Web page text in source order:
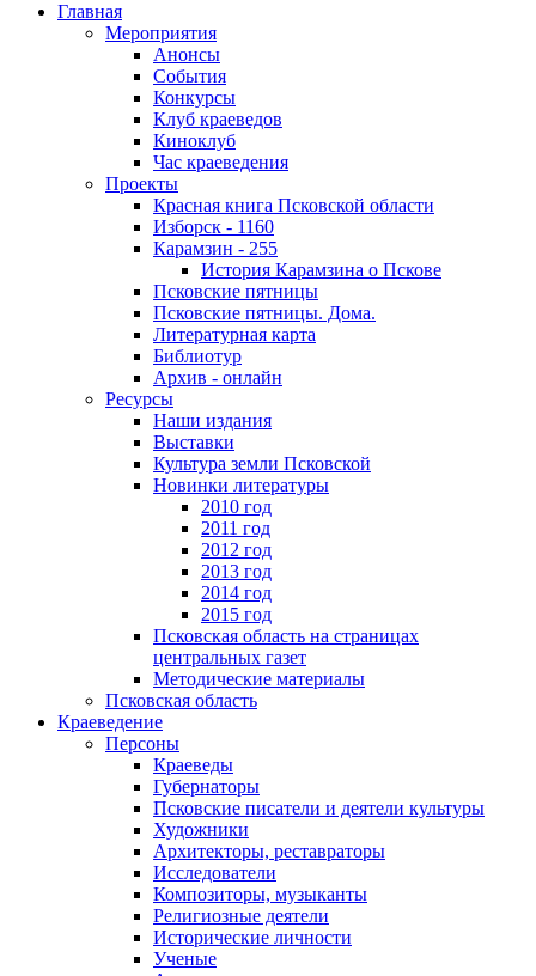
Главная
Мероприятия
Анонсы
События
Конкурсы
Клуб краеведов
Киноклуб
Час краеведения
Проекты
Красная книга Псковской области
Изборск - 1160
Карамзин - 255
История Карамзина о Пскове
Псковские пятницы
Псковские пятницы. Дома.
Литературная карта
Библиотур
Архив - онлайн
Ресурсы
Наши издания
Выставки
Культура земли Псковской
Новинки литературы
2010 год
2011 год
2012 год
2013 год
2014 год
2015 год
Псковская область на страницах
центральных газет
Методические материалы
Псковская область
Краеведение
Персоны
Краеведы
Губернаторы
Псковские писатели и деятели культуры
Художники
Архитекторы, реставраторы
Исследователи
Композиторы, музыканты
Религиозные деятели
Исторические личности
Ученые